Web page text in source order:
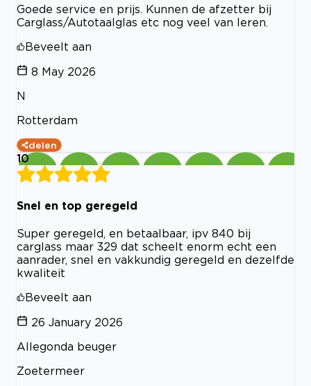
Goede service en prijs. Kunnen de afzetter bij
Carglass/Autotaalglas etc nog veel van leren.
Beveelt aan
8 May 2026
N
Rotterdam
delen
10
Snel en top geregeld
Super geregeld, en betaalbaar, ipv 840 bij
carglass maar 329 dat scheelt enorm echt een
aanrader, snel en vakkundig geregeld en dezelfde
kwaliteit
Beveelt aan
26 January 2026
Allegonda beuger
Zoetermeer